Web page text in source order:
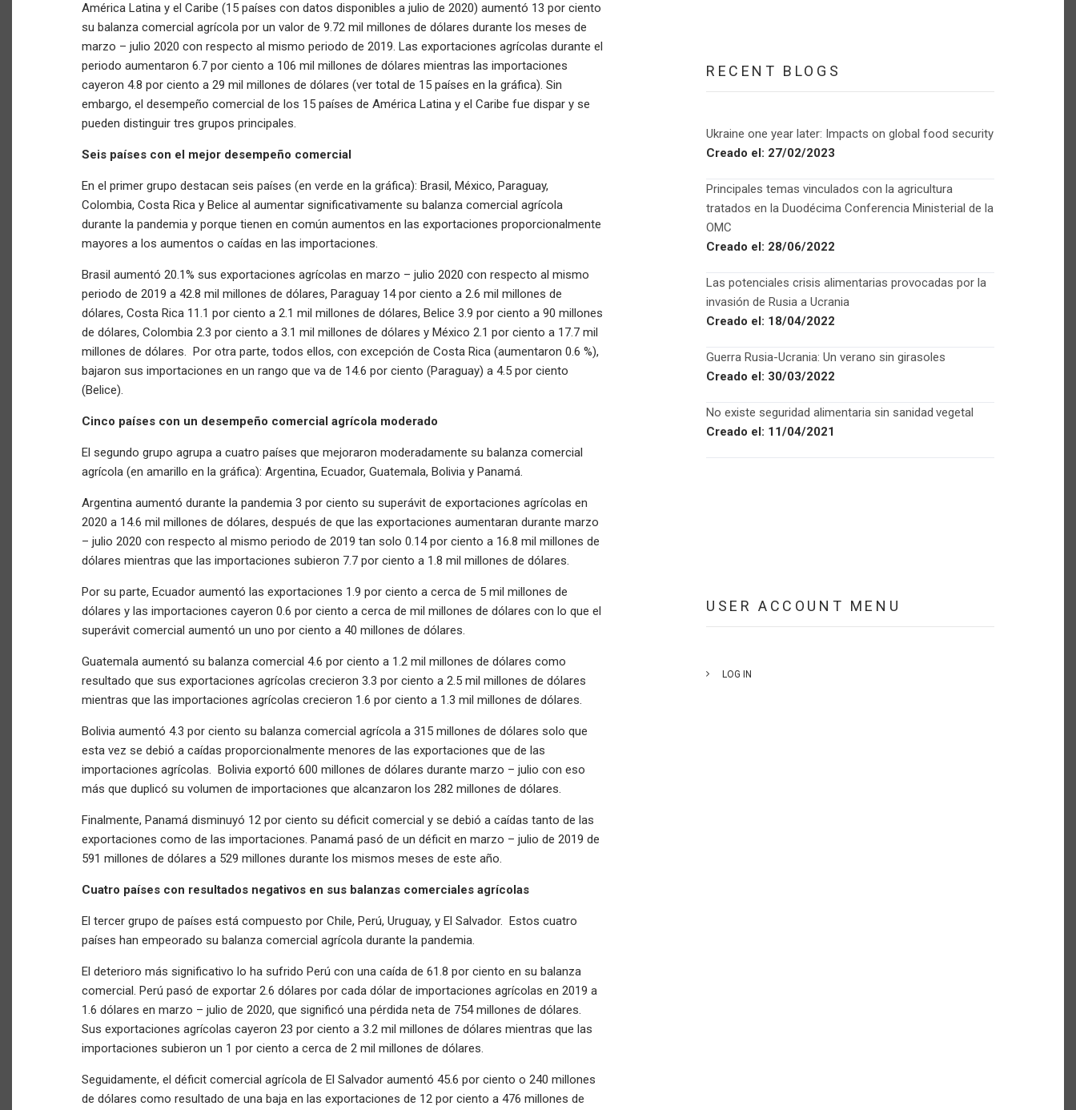
América Latina y el Caribe (15 países con datos disponibles a julio de 2020) aumentó 13 por ciento
su balanza comercial agrícola por un valor de 9.72 mil millones de dólares durante los meses de
marzo – julio 2020 con respecto al mismo periodo de 2019. Las exportaciones agrícolas durante el
periodo aumentaron 6.7 por ciento a 106 mil millones de dólares mientras las importaciones
cayeron 4.8 por ciento a 29 mil millones de dólares (ver total de 15 países en la gráfica). Sin
embargo, el desempeño comercial de los 15 países de América Latina y el Caribe fue dispar y se
pueden distinguir tres grupos principales.
Seis países con el mejor desempeño comercial
En el primer grupo destacan seis países (en verde en la gráfica): Brasil, México, Paraguay,
Colombia, Costa Rica y Belice al aumentar significativamente su balanza comercial agrícola
durante la pandemia y porque tienen en común aumentos en las exportaciones proporcionalmente
mayores a los aumentos o caídas en las importaciones.
Brasil aumentó 20.1% sus exportaciones agrícolas en marzo – julio 2020 con respecto al mismo
periodo de 2019 a 42.8 mil millones de dólares, Paraguay 14 por ciento a 2.6 mil millones de
dólares, Costa Rica 11.1 por ciento a 2.1 mil millones de dólares, Belice 3.9 por ciento a 90 millones
de dólares, Colombia 2.3 por ciento a 3.1 mil millones de dólares y México 2.1 por ciento a 17.7 mil
millones de dólares. Por otra parte, todos ellos, con excepción de Costa Rica (aumentaron 0.6 %),
bajaron sus importaciones en un rango que va de 14.6 por ciento (Paraguay) a 4.5 por ciento
(Belice).
Cinco países con un desempeño comercial agrícola moderado
El segundo grupo agrupa a cuatro países que mejoraron moderadamente su balanza comercial
agrícola (en amarillo en la gráfica): Argentina, Ecuador, Guatemala, Bolivia y Panamá.
Argentina aumentó durante la pandemia 3 por ciento su superávit de exportaciones agrícolas en
2020 a 14.6 mil millones de dólares, después de que las exportaciones aumentaran durante marzo
– julio 2020 con respecto al mismo periodo de 2019 tan solo 0.14 por ciento a 16.8 mil millones de
dólares mientras que las importaciones subieron 7.7 por ciento a 1.8 mil millones de dólares.
Por su parte, Ecuador aumentó las exportaciones 1.9 por ciento a cerca de 5 mil millones de
dólares y las importaciones cayeron 0.6 por ciento a cerca de mil millones de dólares con lo que el
superávit comercial aumentó un uno por ciento a 40 millones de dólares.
Guatemala aumentó su balanza comercial 4.6 por ciento a 1.2 mil millones de dólares como
resultado que sus exportaciones agrícolas crecieron 3.3 por ciento a 2.5 mil millones de dólares
mientras que las importaciones agrícolas crecieron 1.6 por ciento a 1.3 mil millones de dólares.
Bolivia aumentó 4.3 por ciento su balanza comercial agrícola a 315 millones de dólares solo que
esta vez se debió a caídas proporcionalmente menores de las exportaciones que de las
importaciones agrícolas. Bolivia exportó 600 millones de dólares durante marzo – julio con eso
más que duplicó su volumen de importaciones que alcanzaron los 282 millones de dólares.
Finalmente, Panamá disminuyó 12 por ciento su déficit comercial y se debió a caídas tanto de las
exportaciones como de las importaciones. Panamá pasó de un déficit en marzo – julio de 2019 de
591 millones de dólares a 529 millones durante los mismos meses de este año.
Cuatro países con resultados negativos en sus balanzas comerciales agrícolas
El tercer grupo de países está compuesto por Chile, Perú, Uruguay, y El Salvador. Estos cuatro
países han empeorado su balanza comercial agrícola durante la pandemia.
El deterioro más significativo lo ha sufrido Perú con una caída de 61.8 por ciento en su balanza
comercial. Perú pasó de exportar 2.6 dólares por cada dólar de importaciones agrícolas en 2019 a
1.6 dólares en marzo – julio de 2020, que significó una pérdida neta de 754 millones de dólares.
Sus exportaciones agrícolas cayeron 23 por ciento a 3.2 mil millones de dólares mientras que las
importaciones subieron un 1 por ciento a cerca de 2 mil millones de dólares.
Seguidamente, el déficit comercial agrícola de El Salvador aumentó 45.6 por ciento o 240 millones
de dólares como resultado de una baja en las exportaciones de 12 por ciento a 476 millones de
RECENT BLOGS
Ukraine one year later: Impacts on global food security
Creado el: 27/02/2023
Principales temas vinculados con la agricultura
tratados en la Duodécima Conferencia Ministerial de la
OMC
Creado el: 28/06/2022
Las potenciales crisis alimentarias provocadas por la
invasión de Rusia a Ucrania
Creado el: 18/04/2022
Guerra Rusia-Ucrania: Un verano sin girasoles
Creado el: 30/03/2022
No existe seguridad alimentaria sin sanidad vegetal
Creado el: 11/04/2021
USER ACCOUNT MENU
LOG IN